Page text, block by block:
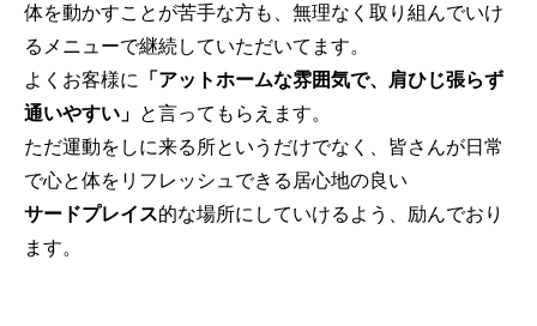
体を動かすことが苦手な方も、無理なく取り組んでいけ
るメニューで継続していただいてます。
よくお客様に
「アットホームな雰囲気で、肩ひじ張らず
通いやすい」 と言ってもらえます。
ただ運動をしに来る所というだけでなく、皆さんが日常
で心と体をリフレッシュできる居心地の良い
サードプレイス的な場所にしていけるよう、励んでおり
ます。